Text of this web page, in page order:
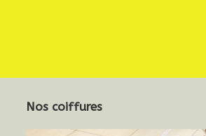
Nos coiffures